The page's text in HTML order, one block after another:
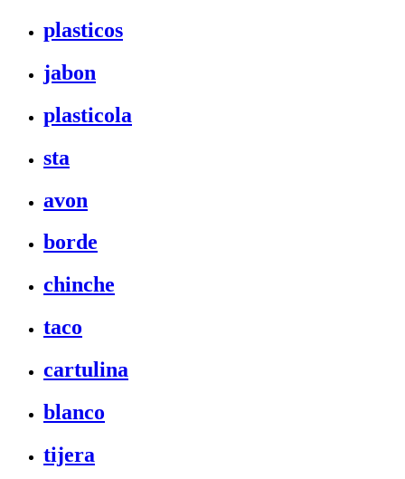
plasticos
jabon
plasticola
sta
avon
borde
chinche
taco
cartulina
blanco
tijera